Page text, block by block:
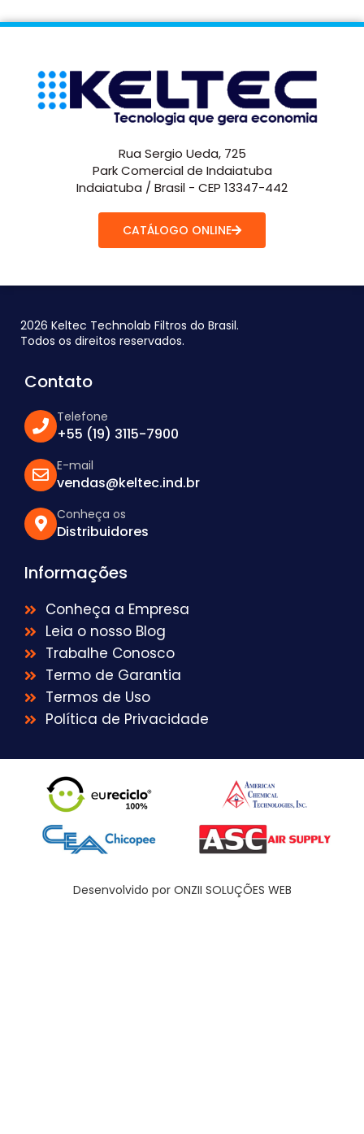
Rua Sergio Ueda, 725
Park Comercial de Indaiatuba
Indaiatuba / Brasil - CEP 13347-442
CATÁLOGO ONLINE
2026 Keltec Technolab Filtros do Brasil.
Todos os direitos reservados.
Contato
Telefone
+55 (19) 3115-7900
E-mail
vendas@keltec.ind.br
Conheça os
Distribuidores
Informações
Conheça a Empresa
Leia o nosso Blog
Trabalhe Conosco
Termo de Garantia
Termos de Uso
Política de Privacidade
Desenvolvido por ONZII SOLUÇÕES WEB